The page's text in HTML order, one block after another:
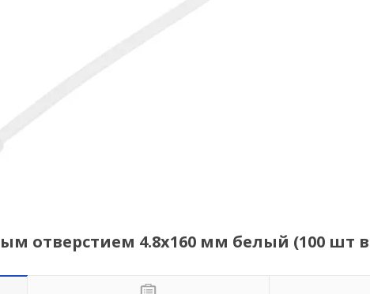
отверстием 4.8х160 мм белый (100 шт в